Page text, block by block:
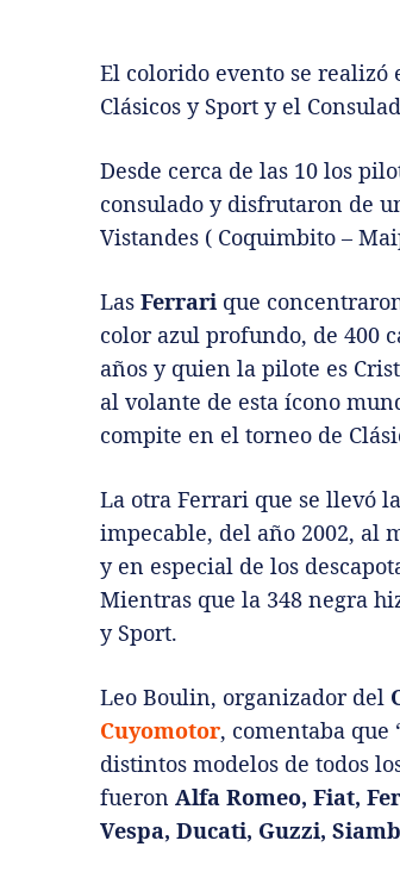
El colorido evento se realizó
Clásicos y Sport y el
Desde cerca de las 10 los
consulado y disfrutaron de
Vistandes ( Coquimbito –
Las Ferrari que
color azul profundo, de 400
años y quien la pilote es
al volante de esta ícono
compite en el torneo de
La otra Ferrari que se llevó
impecable, del año 2002, al
y en especial de los
Mientras que la 348 negra
y Sport.
Leo Boulin, organizador del
Cuyomotor, comentaba
distintos modelos de todos
fueron Alfa Romeo, Fiat,
Vespa, Ducati, Guzzi,